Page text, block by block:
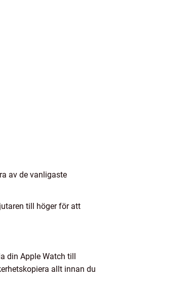
av de vanligaste
till höger för att
din Apple Watch till
allt innan du